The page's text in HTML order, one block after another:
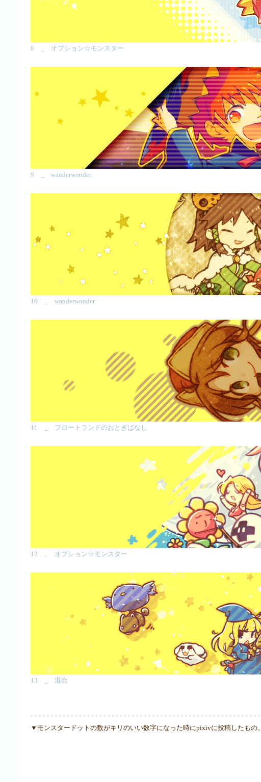
8 _ オプション☆モンスター
9 _ wanderwonder
10 _ wanderwonder
11 _ フロートランドのおとぎばなし
12 _ オプション☆モンスター
13 _ 混合
▼モンスタードットの数がキリのいい数字になった時にpixivに投稿したもの。